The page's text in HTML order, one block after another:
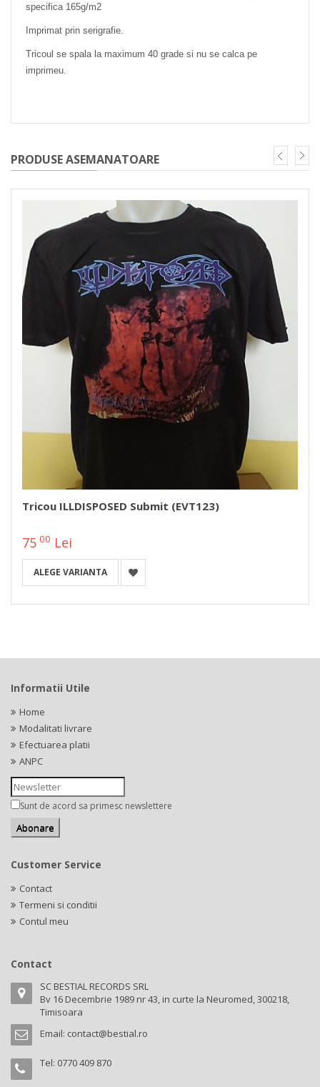
specifica 165g/m2
Imprimat prin serigrafie.
Tricoul se spala la maximum 40 grade si nu se calca pe
imprimeu.
PRODUSE ASEMANATOARE
Tricou ILLDISPOSED Submit (EVT123)
75 00 Lei
ALEGE VARIANTA
Informatii Utile
Home
Modalitati livrare
Efectuarea platii
ANPC
Sunt de acord sa primesc newslettere
Customer Service
Contact
Termeni si conditii
Contul meu
Contact
SC BESTIAL RECORDS SRL
Bv 16 Decembrie 1989 nr 43, in curte la Neuromed, 300218,
Timisoara
Email: contact@bestial.ro
Tel: 0770 409 870